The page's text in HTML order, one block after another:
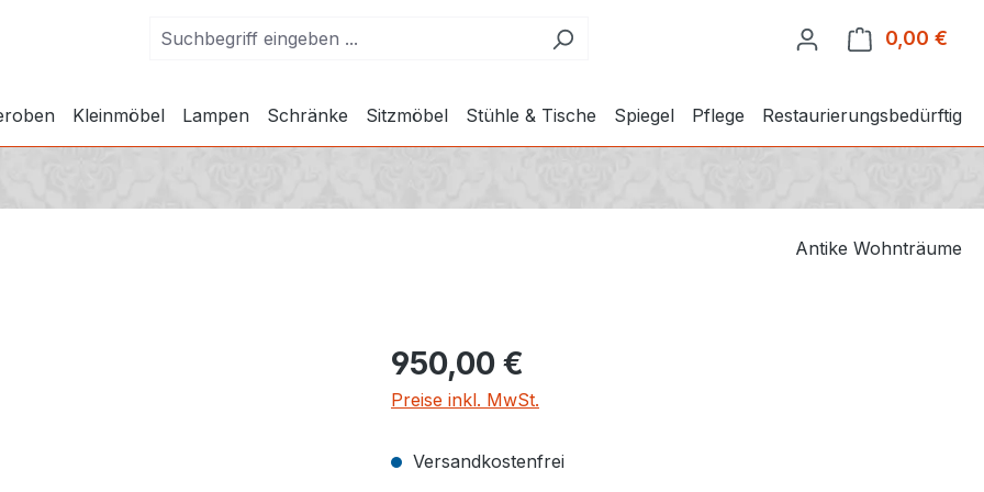
0,00 €
Kleinmöbel Lampen Schränke Sitzmöbel Stühle & Tische Spiegel Pflege Restaurierungsbedürftig
Antike Wohnträume
950,00 €
Preise inkl. MwSt.
Versandkostenfrei